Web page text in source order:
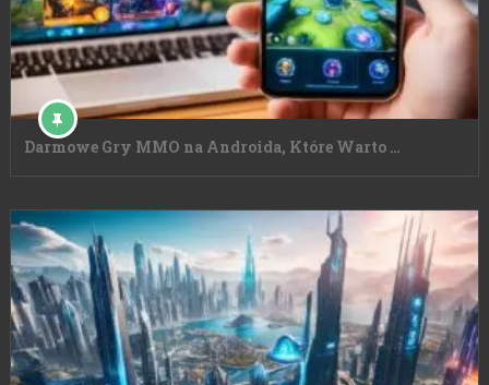
Darmowe Gry MMO na Androida, Które Warto …